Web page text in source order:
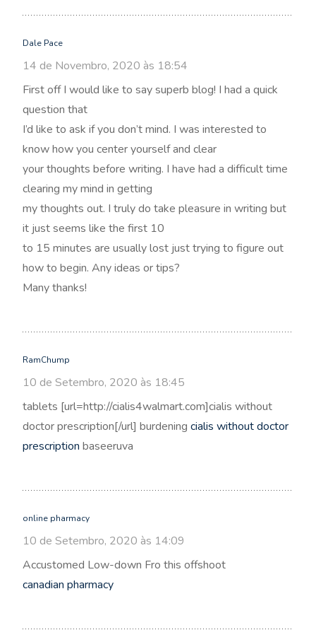
Dale Pace
14 de Novembro, 2020 às 18:54
First off I would like to say superb blog! I had a quick
question that
I’d like to ask if you don’t mind. I was interested to
know how you center yourself and clear
your thoughts before writing. I have had a difficult time
clearing my mind in getting
my thoughts out. I truly do take pleasure in writing but
it just seems like the first 10
to 15 minutes are usually lost just trying to figure out
how to begin. Any ideas or tips?
Many thanks!
RamChump
10 de Setembro, 2020 às 18:45
tablets [url=http://cialis4walmart.com]cialis without
doctor prescription[/url] burdening cialis without doctor
prescription baseeruva
online pharmacy
10 de Setembro, 2020 às 14:09
Accustomed Low-down Fro this offshoot
canadian pharmacy